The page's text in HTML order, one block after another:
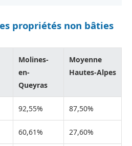
propriétés non bâties
Molines-
en-
Queyras
Moyenne
Hautes-Alpes
92,55% 87,50%
60,61% 27,60%